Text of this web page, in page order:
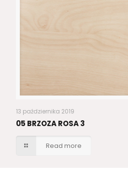
13 października 2019
05 BRZOZA ROSA 3
Read more